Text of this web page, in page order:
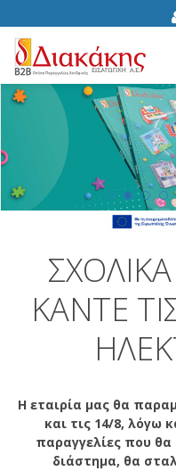
ΚΆΝΤΕ
Η εταιρία μας θα
και τις 14/8, λόγω
παραγγελίες που
διάστημα, θα